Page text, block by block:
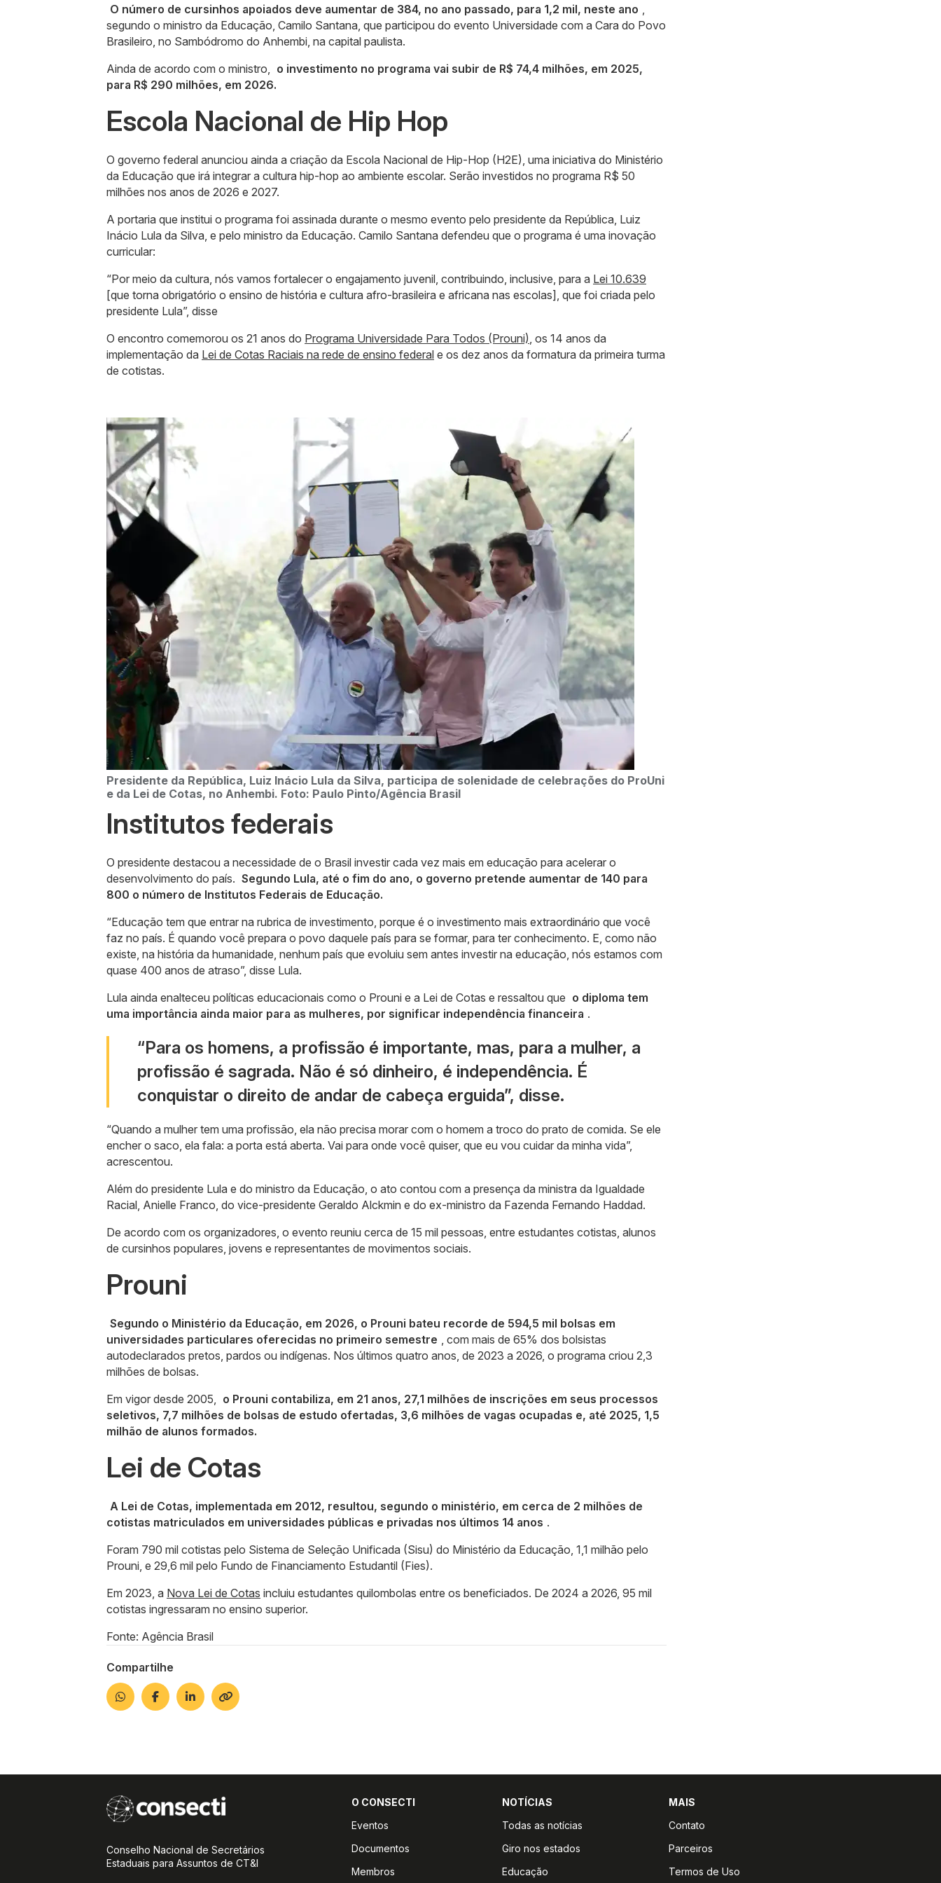
O número de cursinhos apoiados deve aumentar de 384, no ano passado, para 1,2 mil, neste ano
segundo o ministro da Educação, Camilo Santana, que participou do evento Universidade com a Cara do Povo
Brasileiro, no Sambódromo do Anhembi, na capital paulista.
Ainda de acordo com o ministro,
o investimento no programa vai subir de R$ 74,4 milhões, em 2025,
para R$ 290 milhões, em 2026.
Escola Nacional de Hip Hop
O governo federal anunciou ainda a criação da Escola Nacional de Hip-Hop (H2E), uma iniciativa do Ministério
da Educação que irá integrar a cultura hip-hop ao ambiente escolar. Serão investidos no programa R$ 50
milhões nos anos de 2026 e 2027.
A portaria que institui o programa foi assinada durante o mesmo evento pelo presidente da República, Luiz
Inácio Lula da Silva, e pelo ministro da Educação. Camilo Santana defendeu que o programa é uma inovação
curricular:
“Por meio da cultura, nós vamos fortalecer o engajamento juvenil, contribuindo, inclusive, para a Lei 10.639
[que torna obrigatório o ensino de história e cultura afro-brasileira e africana nas escolas], que foi criada pelo
presidente Lula”, disse
O encontro comemorou os 21 anos do Programa Universidade Para Todos (Prouni) , os 14 anos da
implementação da Lei de Cotas Raciais na rede de ensino federal e os dez anos da formatura da primeira turma
de cotistas.
Presidente da República, Luiz Inácio Lula da Silva, participa de solenidade de celebrações do ProUni
e da Lei de Cotas, no Anhembi. Foto: Paulo Pinto/Agência Brasil
Institutos federais
O presidente destacou a necessidade de o Brasil investir cada vez mais em educação para acelerar o
desenvolvimento do país. Segundo Lula, até o fim do ano, o governo pretende aumentar de 140 para
800 o número de Institutos Federais de Educação.
“Educação tem que entrar na rubrica de investimento, porque é o investimento mais extraordinário que você
faz no país. É quando você prepara o povo daquele país para se formar, para ter conhecimento. E, como não
existe, na história da humanidade, nenhum país que evoluiu sem antes investir na educação, nós estamos com
quase 400 anos de atraso”, disse Lula.
Lula ainda enalteceu políticas educacionais como o Prouni e a Lei de Cotas e ressaltou que o diploma tem
uma importância ainda maior para as mulheres, por significar independência financeira .
“Para os homens, a profissão é importante, mas, para a mulher, a
profissão é sagrada. Não é só dinheiro, é independência. É
conquistar o direito de andar de cabeça erguida”, disse.
“Quando a mulher tem uma profissão, ela não precisa morar com o homem a troco do prato de comida. Se ele
encher o saco, ela fala: a porta está aberta. Vai para onde você quiser, que eu vou cuidar da minha vida”,
acrescentou.
Além do presidente Lula e do ministro da Educação, o ato contou com a presença da ministra da Igualdade
Racial, Anielle Franco, do vice-presidente Geraldo Alckmin e do ex-ministro da Fazenda Fernando Haddad.
De acordo com os organizadores, o evento reuniu cerca de 15 mil pessoas, entre estudantes cotistas, alunos
de cursinhos populares, jovens e representantes de movimentos sociais.
Prouni
Segundo o Ministério da Educação, em 2026, o Prouni bateu recorde de 594,5 mil bolsas em
universidades particulares oferecidas no primeiro semestre , com mais de 65% dos bolsistas
autodeclarados pretos, pardos ou indígenas. Nos últimos quatro anos, de 2023 a 2026, o programa criou 2,3
milhões de bolsas.
Em vigor desde 2005, o Prouni contabiliza, em 21 anos, 27,1 milhões de inscrições em seus processos
seletivos, 7,7 milhões de bolsas de estudo ofertadas, 3,6 milhões de vagas ocupadas e, até 2025, 1,5
milhão de alunos formados.
Lei de Cotas
A Lei de Cotas, implementada em 2012, resultou, segundo o ministério, em cerca de 2 milhões de
cotistas matriculados em universidades públicas e privadas nos últimos 14 anos .
Foram 790 mil cotistas pelo Sistema de Seleção Unificada (Sisu) do Ministério da Educação, 1,1 milhão pelo
Prouni, e 29,6 mil pelo Fundo de Financiamento Estudantil (Fies).
Em 2023, a Nova Lei de Cotas incluiu estudantes quilombolas entre os beneficiados. De 2024 a 2026, 95 mil
cotistas ingressaram no ensino superior.
Fonte: Agência Brasil
Compartilhe
Conselho Nacional de Secretários
Estaduais para Assuntos de CT&I
O CONSECTI
Eventos
Documentos
Membros
NOTÍCIAS
Todas as notícias
Giro nos estados
Educação
MAIS
Contato
Parceiros
Termos de Uso